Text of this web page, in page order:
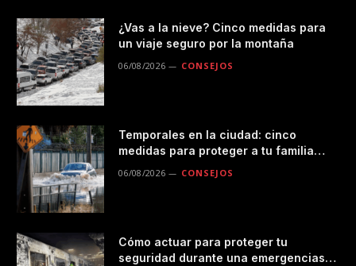
¿Vas a la nieve? Cinco medidas para
un viaje seguro por la montaña
06/08/2026 CONSEJOS
Temporales en la ciudad: cinco
medidas para proteger a tu familia
durante las lluvias
06/08/2026 CONSEJOS
Cómo actuar para proteger tu
seguridad durante una emergencias